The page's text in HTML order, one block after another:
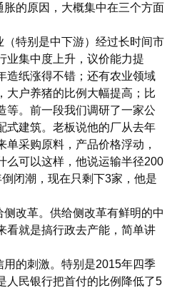
胀的原因，大概集中在三个方面
特别是中下游）经过长时间市
业集中度上升，议价能力提
造纸涨得不错；还有农业领域
大户养猪的比例大幅提高；比
等。前一段我们调研了一家公
式建筑。老板说他的厂从去年
采购原料，产品价格浮动，
么可以这样，他说运输半径200
闭潮，现在只剩下3家，他是
改革。供给侧改革有鲜明的中
看就是搞行政去产能，简单讲
的刺激。特别是2015年四季
人民银行把首付的比例降低了5